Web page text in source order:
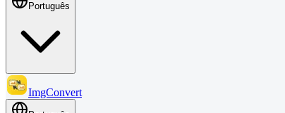
Português
ImgConvert